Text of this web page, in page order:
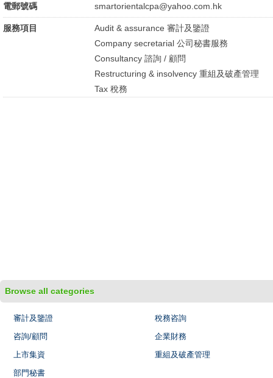
電郵號碼 smartorientalcpa@yahoo.com.hk
服務項目
Audit & assurance 審計及鑒證
Company secretarial 公司秘書服務
Consultancy 諮詢 / 顧問
Restructuring & insolvency 重組及破產管理
Tax 稅務
Browse all categories
審計及鑒證
稅務咨詢
咨詢/顧問
企業財務
上市集資
重組及破產管理
部門秘書